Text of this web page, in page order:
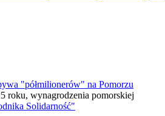
"półmilionerów" na Pomorzu
roku, wynagrodzenia pomorskiej
Solidarność"